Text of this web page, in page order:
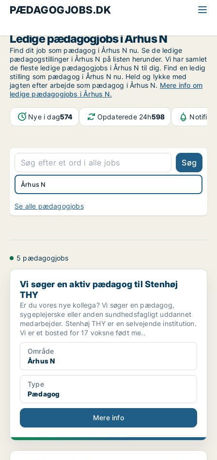
PÆDAGOGJOBS.DK
Ledige pædagogjobs i Århus N
Find dit job som pædagog i Århus N nu. Se de ledige
pædagogstillinger i Århus N på listen herunder. Vi har samlet
de fleste ledige pædagogjobs i Århus N til dig. Find en ledig
stilling som pædagog i Århus N nu. Held og lykke med
jagten efter arbejde som pædagog i Århus N. Mere info om
ledige pædagogjobs i Århus N.
Nye i dag574 Opdaterede 24h598
Søg
Århus N
Se alle pædagogjobs
5 pædagogjobs
Vi søger en aktiv pædagog til Stenhøj THY
Vi søger en aktiv pædagog til Stenhøj
THY
Er du vores nye kollega? Vi søger en pædagog,
sygeplejerske eller anden sundhedsfagligt uddannet
medarbejder. Stenhøj THY er en selvejende institution.
Vi er et bosted for 17 voksne født me..
Område
Århus N
Type
Pædagog
Mere info
Vi søger en distriktspædagog til en fast fuldtidss...